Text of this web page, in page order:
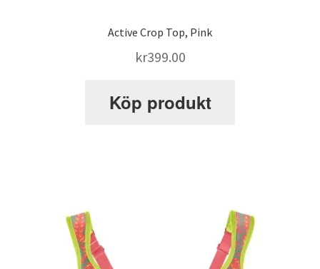
Active Crop Top, Pink
kr399.00
Köp produkt